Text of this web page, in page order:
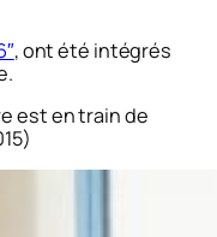
, ont été intégrés
est en train de